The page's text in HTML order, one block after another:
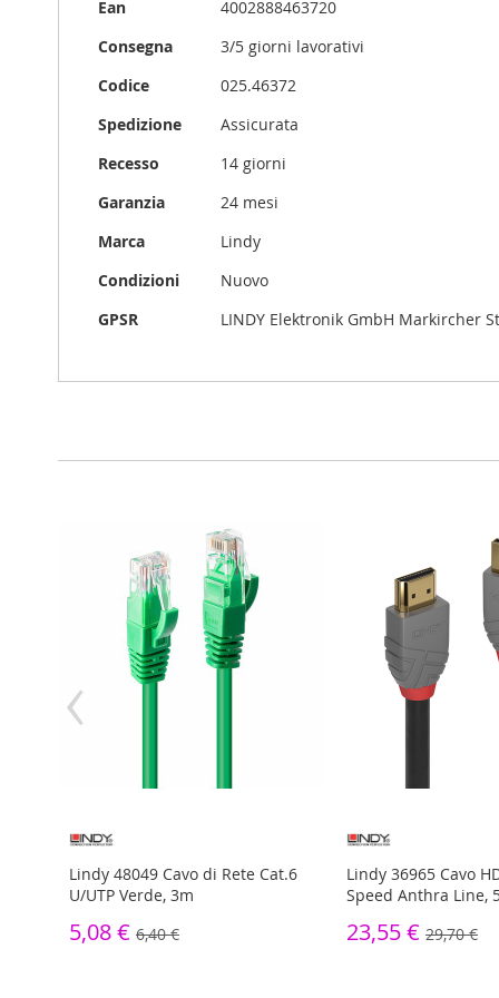
Ean
4002888463720
Consegna
3/5 giorni lavorativi
Codice
025.46372
Spedizione
Assicurata
Recesso
14 giorni
Garanzia
24 mesi
Marca
Lindy
Condizioni
Nuovo
GPSR
LINDY Elektronik GmbH Markircher
Lindy 48049 Cavo di Rete Cat.6
U/UTP Verde, 3m
5,08 € 6,40 €
Lindy 36965 Cavo
Speed Anthra Line,
23,55 € 29,70 €
‹